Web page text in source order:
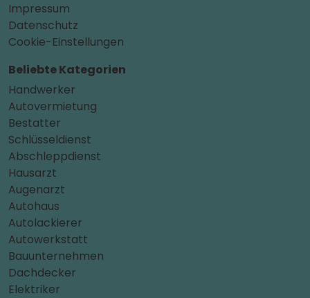
Impressum
Datenschutz
Cookie-Einstellungen
Beliebte Kategorien
Handwerker
Autovermietung
Bestatter
Schlüsseldienst
Abschleppdienst
Hausarzt
Augenarzt
Autohaus
Autolackierer
Autowerkstatt
Bauunternehmen
Dachdecker
Elektriker